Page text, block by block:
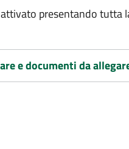
presentando
e documenti da